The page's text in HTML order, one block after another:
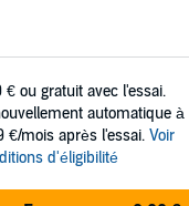
€ ou gratuit avec l'essai.
automatique à
€/mois après l'essai. Voir
d'éligibilité